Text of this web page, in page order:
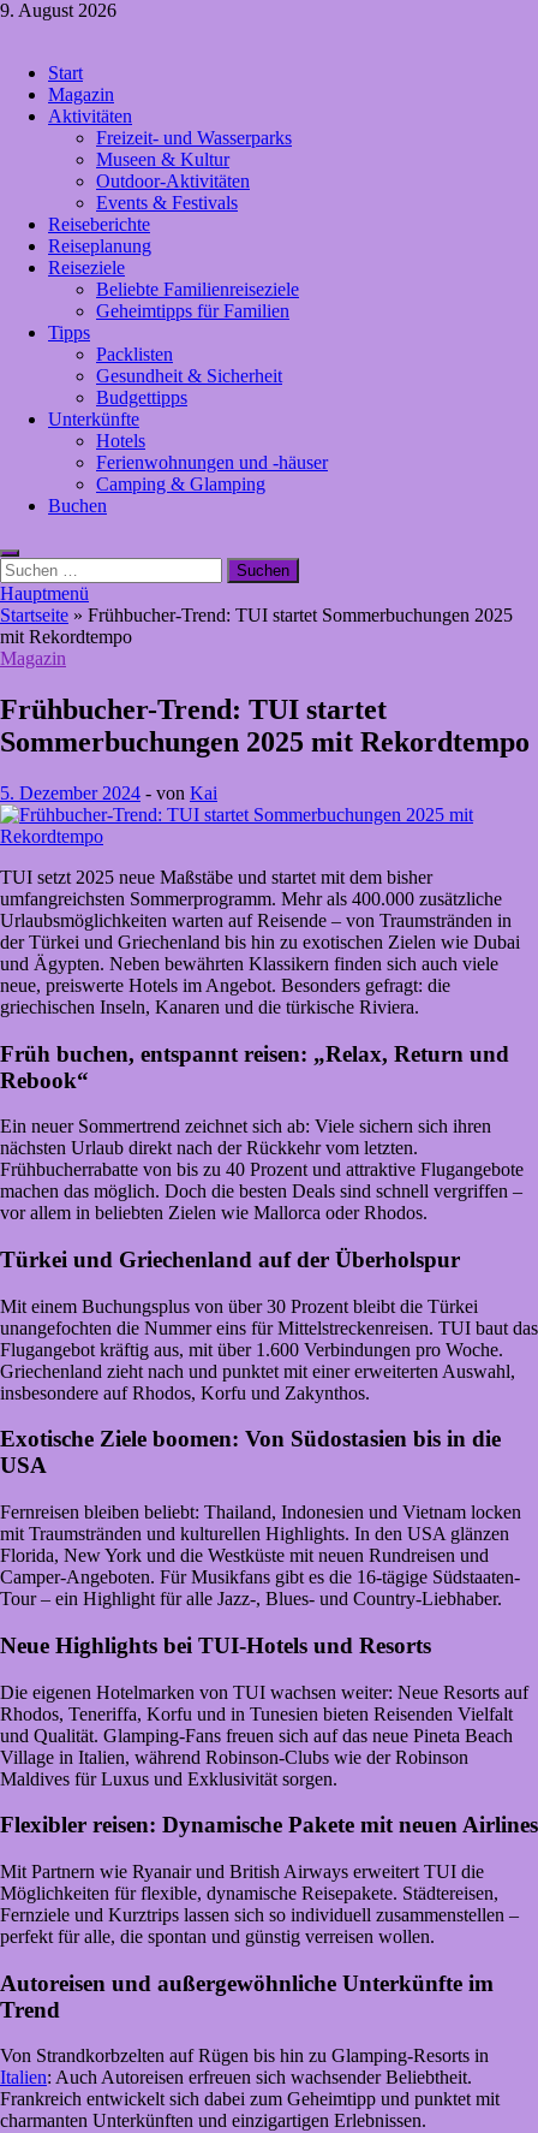
Zum
9. August 2026
Crazy4holiday
Urlaubsträume für Groß und Klein
Start
Magazin
Aktivitäten
Freizeit- und Wasserparks
Museen & Kultur
Outdoor-Aktivitäten
Events & Festivals
Reiseberichte
Reiseplanung
Reiseziele
Beliebte Familienreiseziele
Geheimtipps für Familien
Tipps
Packlisten
Gesundheit & Sicherheit
Budgettipps
Unterkünfte
Hotels
Ferienwohnungen und -häuser
Camping & Glamping
Buchen
Suchen
nach:
Hauptmenü
Startseite » Frühbucher-Trend: TUI startet Sommerbuchungen 2025
mit Rekordtempo
Magazin
Frühbucher-Trend: TUI startet
Sommerbuchungen 2025 mit Rekordtempo
5. Dezember 2024 - von Kai
TUI setzt 2025 neue Maßstäbe und startet mit dem bisher
umfangreichsten Sommerprogramm. Mehr als 400.000 zusätzliche
Urlaubsmöglichkeiten warten auf Reisende – von Traumstränden in
der Türkei und Griechenland bis hin zu exotischen Zielen wie Dubai
und Ägypten. Neben bewährten Klassikern finden sich auch viele
neue, preiswerte Hotels im Angebot. Besonders gefragt: die
griechischen Inseln, Kanaren und die türkische Riviera.
Früh buchen, entspannt reisen: „Relax, Return und
Rebook“
Ein neuer Sommertrend zeichnet sich ab: Viele sichern sich ihren
nächsten Urlaub direkt nach der Rückkehr vom letzten.
Frühbucherrabatte von bis zu 40 Prozent und attraktive Flugangebote
machen das möglich. Doch die besten Deals sind schnell vergriffen –
vor allem in beliebten Zielen wie Mallorca oder Rhodos.
Türkei und Griechenland auf der Überholspur
Mit einem Buchungsplus von über 30 Prozent bleibt die Türkei
unangefochten die Nummer eins für Mittelstreckenreisen. TUI baut das
Flugangebot kräftig aus, mit über 1.600 Verbindungen pro Woche.
Griechenland zieht nach und punktet mit einer erweiterten Auswahl,
insbesondere auf Rhodos, Korfu und Zakynthos.
Exotische Ziele boomen: Von Südostasien bis in die
USA
Fernreisen bleiben beliebt: Thailand, Indonesien und Vietnam locken
mit Traumstränden und kulturellen Highlights. In den USA glänzen
Florida, New York und die Westküste mit neuen Rundreisen und
Camper-Angeboten. Für Musikfans gibt es die 16-tägige Südstaaten-
Tour – ein Highlight für alle Jazz-, Blues- und Country-Liebhaber.
Neue Highlights bei TUI-Hotels und Resorts
Die eigenen Hotelmarken von TUI wachsen weiter: Neue Resorts auf
Rhodos, Teneriffa, Korfu und in Tunesien bieten Reisenden Vielfalt
und Qualität. Glamping-Fans freuen sich auf das neue Pineta Beach
Village in Italien, während Robinson-Clubs wie der Robinson
Maldives für Luxus und Exklusivität sorgen.
Flexibler reisen: Dynamische Pakete mit neuen Airlines
Mit Partnern wie Ryanair und British Airways erweitert TUI die
Möglichkeiten für flexible, dynamische Reisepakete. Städtereisen,
Fernziele und Kurztrips lassen sich so individuell zusammenstellen –
perfekt für alle, die spontan und günstig verreisen wollen.
Autoreisen und außergewöhnliche Unterkünfte im
Trend
Von Strandkorbzelten auf Rügen bis hin zu Glamping-Resorts in
Italien: Auch Autoreisen erfreuen sich wachsender Beliebtheit.
Frankreich entwickelt sich dabei zum Geheimtipp und punktet mit
charmanten Unterkünften und einzigartigen Erlebnissen.